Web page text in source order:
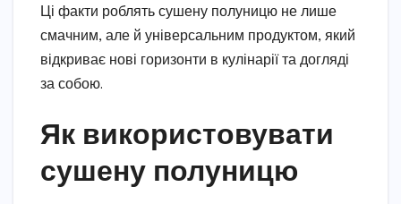
Ці факти роблять сушену полуницю не лише
смачним, але й універсальним продуктом, який
відкриває нові горизонти в кулінарії та догляді
за собою.
Як використовувати
сушену полуницю